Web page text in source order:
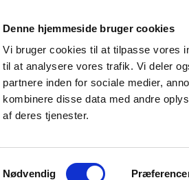
Denne hjemmeside bruger cookies
Vi bruger cookies til at tilpasse vores
til at analysere vores trafik. Vi deler
partnere inden for sociale medier,
kombinere disse data med andre
af deres tjenester.
Samtykkevalg
Nødvendig
UDDANNELSE
for